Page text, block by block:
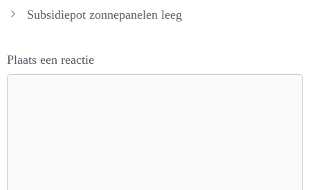
Subsidiepot zonnepanelen leeg
Plaats een reactie